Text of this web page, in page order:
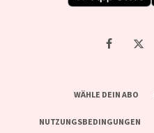
WÄHLE DEIN ABO
NUTZUNGSBEDINGUNGEN